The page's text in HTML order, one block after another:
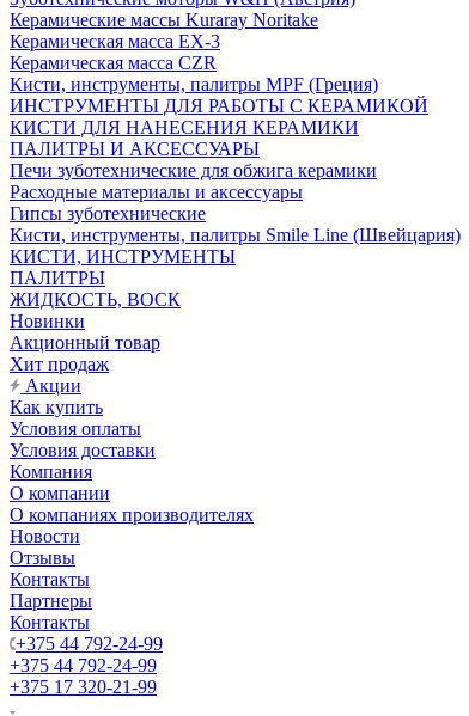
Керамические массы Kuraray Noritake
Керамическая масса EX-3
Керамическая масса CZR
Кисти, инструменты, палитры MPF (Греция)
ИНСТРУМЕНТЫ ДЛЯ РАБОТЫ С КЕРАМИКОЙ
КИСТИ ДЛЯ НАНЕСЕНИЯ КЕРАМИКИ
ПАЛИТРЫ И АКСЕССУАРЫ
Печи зуботехнические для обжига керамики
Расходные материалы и аксессуары
Гипсы зуботехнические
Кисти, инструменты, палитры Smile Line (Швейцария)
КИСТИ, ИНСТРУМЕНТЫ
ПАЛИТРЫ
ЖИДКОСТЬ, ВОСК
Новинки
Акционный товар
Хит продаж
Акции
Как купить
Условия оплаты
Условия доставки
Компания
О компании
О компаниях производителях
Новости
Отзывы
Контакты
Партнеры
Контакты
+375 44 792-24-99
+375 44 792-24-99
+375 17 320-21-99